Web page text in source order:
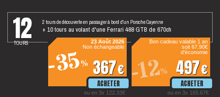
12
tours
2 tours de découverte en passager à bord d'un Porsche Cayenne
+ 10 tours au volant d'une Ferrari 488 GTB de 670ch
Bon cadeau valable 1 an
497€
ou en 3x 165.67€
-12%
soit 67.90€
d'économie
23 Août 2026
Non échangeable
367€
ou en 3x 122.33€
-35%